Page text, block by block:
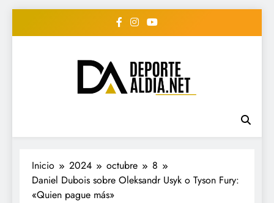
• DEPORTE AL DIA •
"Periodico Deportivo
Digital"
#deportealdiard #deportealdiaperiodico
Inicio 2024 octubre
8
Daniel Dubois sobre Oleksandr Usyk o Tyson Fury:
«Quien pague más»